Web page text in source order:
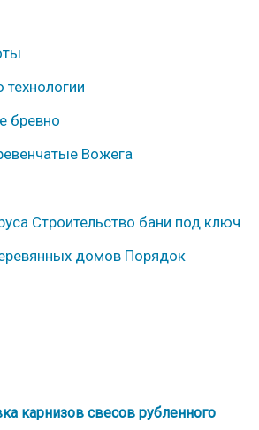
технологии
бревно
Вожега
Строительство бани под ключ
домов Порядок
карнизов свесов рубленного